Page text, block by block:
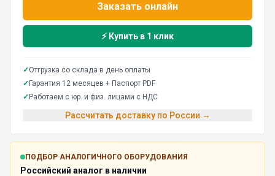
Заказать онлайн
⚡ Купить в 1 клик
✓Отгрузка со склада в день оплаты
✓ Гарантия 12 месяцев + Паспорт PDF
✓ Работаем с юр. и физ. лицами с НДС
Рассчитать доставку по России →
ПОДБОР АНАЛОГИЧНОГО ОБОРУДОВАНИЯ
Российский аналог в наличии